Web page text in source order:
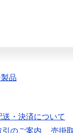
品
送・決済について
のご案内 売掛